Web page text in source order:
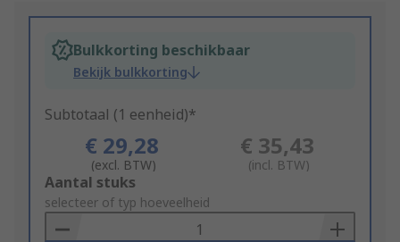
Bulkkorting beschikbaar
Bekijk bulkkorting
Subtotaal (1 eenheid)*
€ 29,28
(excl. BTW)
€ 35,43
(incl. BTW)
Add
to
Basket
Aantal stuks
selecteer of typ hoeveelheid